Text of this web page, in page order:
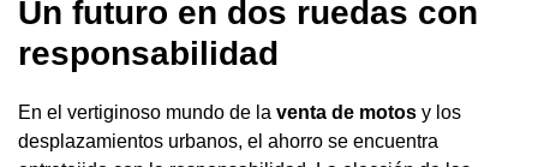
Un futuro en dos ruedas con
responsabilidad
En el vertiginoso mundo de la venta de motos y los
desplazamientos urbanos, el ahorro se encuentra